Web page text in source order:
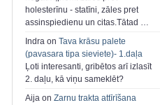
holesterīnu - statīni, zāles pret
assinspiedienu un citas.Tātad …
Indra on Tava krāsu palete
(pavasara tipa sieviete)- 1.daļa
Ļoti interesanti, gribētos arī izlasīt
2. daļu, kā viņu sameklēt?
Aija on Zarnu trakta attīrīšana